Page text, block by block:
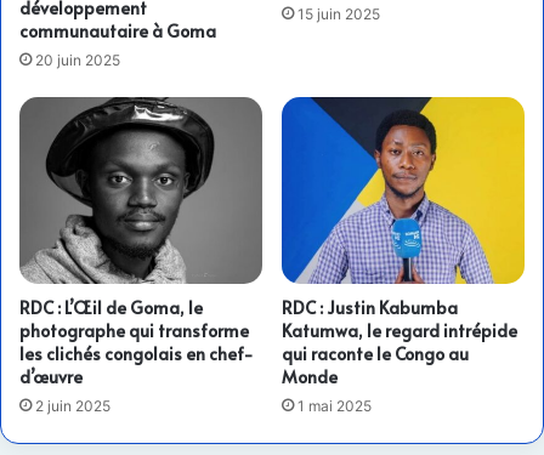
développement
communautaire à Goma
20 juin 2025
15 juin 2025
RDC : L’Œil de Goma, le
photographe qui transforme
les clichés congolais en chef-
d’œuvre
2 juin 2025
RDC : Justin Kabumba
Katumwa, le regard intrépide
qui raconte le Congo au
Monde
1 mai 2025